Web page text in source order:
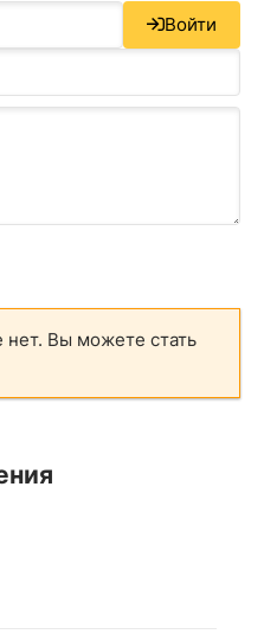
Войти
Вы можете стать